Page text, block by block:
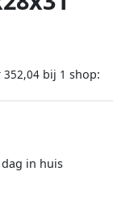
352,04 bij 1 shop:
in huis